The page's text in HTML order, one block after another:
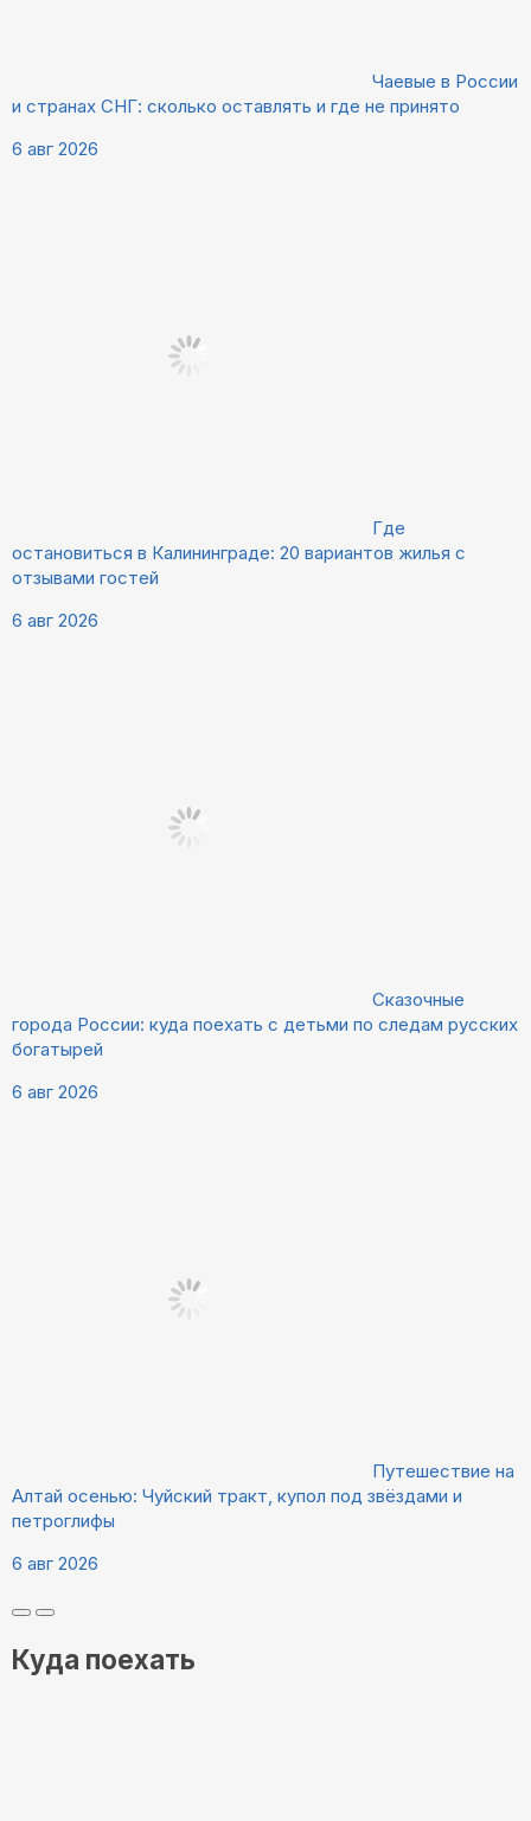
Чаевые в России
и странах СНГ: сколько оставлять и где не принято
6 авг 2026
Где
остановиться в Калининграде: 20 вариантов жилья с
отзывами гостей
6 авг 2026
Сказочные
города России: куда поехать с детьми по следам русских
богатырей
6 авг 2026
Путешествие на
Алтай осенью: Чуйский тракт, купол под звёздами и
петроглифы
6 авг 2026
Куда поехать